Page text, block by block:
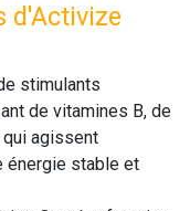
d'Activize
stimulants
de vitamines B, de
qui agissent
énergie stable et